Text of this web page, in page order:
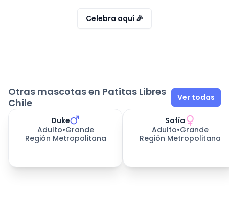
Celebra aquí 🎉
Otras mascotas en Patitas Libres
Chile
Ver todas
Duke
Adulto•Grande
Región Metropolitana
Sofía
Adulto•Grande
Región Metropolitana